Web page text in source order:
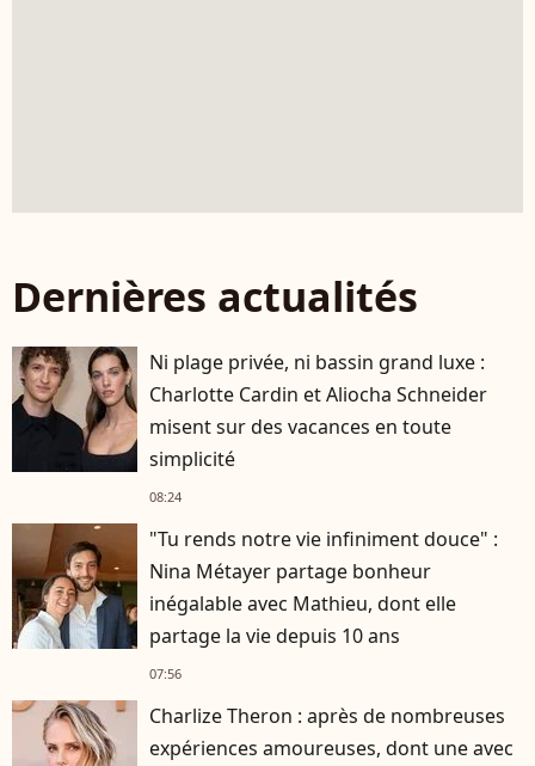
Dernières actualités
Ni plage privée, ni bassin grand luxe :
Charlotte Cardin et Aliocha Schneider
misent sur des vacances en toute
simplicité
08:24
"Tu rends notre vie infiniment douce" :
Nina Métayer partage bonheur
inégalable avec Mathieu, dont elle
partage la vie depuis 10 ans
07:56
Charlize Theron : après de nombreuses
expériences amoureuses, dont une avec